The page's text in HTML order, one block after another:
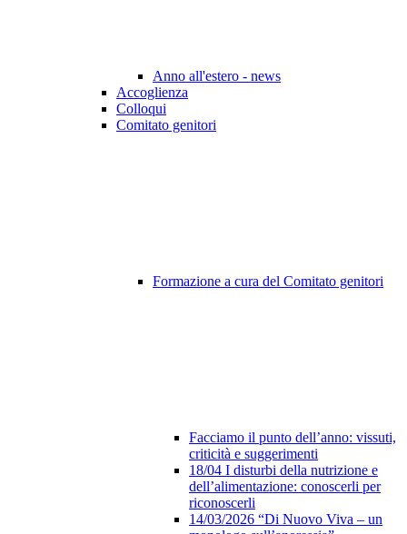
Anno all'estero - news
Accoglienza
Colloqui
Comitato genitori
Formazione a cura del Comitato genitori
Facciamo il punto dell’anno: vissuti,
criticità e suggerimenti
18/04 I disturbi della nutrizione e
dell’alimentazione: conoscerli per
riconoscerli
14/03/2026 “Di Nuovo Viva – un